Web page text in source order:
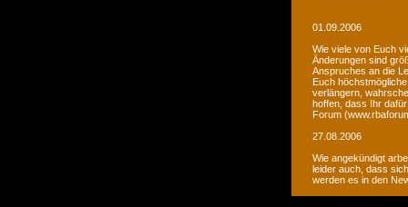
01.09.2006
Wie viele von Euch
Änderungen sind
Anspruches an die
Euch
verlängern,
hoffen, dass Ihr
Forum
27.08.2006
Wie angekündigt
leider auch, dass
werden es in den